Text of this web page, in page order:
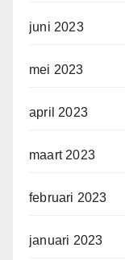
juni 2023
mei 2023
april 2023
maart 2023
februari 2023
januari 2023